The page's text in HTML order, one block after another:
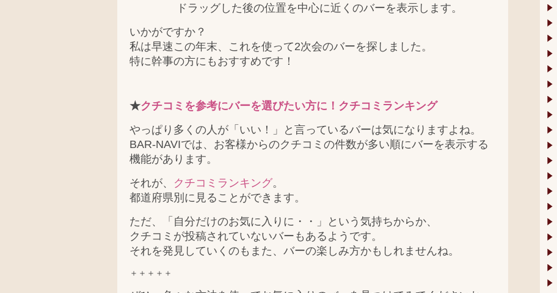
ドラッグした後の位置を中心に近くのバーを表示します。
いかがですか？
私は早速この年末、これを使って2次会のバーを探しました。
特に幹事の方にもおすすめです！
★クチコミを参考にバーを選びたい方に！クチコミランキング
やっぱり多くの人が「いい！」と言っているバーは気になりますよね。
BAR-NAVIでは、お客様からのクチコミの件数が多い順にバーを表示する
機能があります。
それが、 クチコミランキング。
都道府県別に見ることができます。
ただ、「自分だけのお気に入りに・・」という気持ちからか、
クチコミが投稿されていないバーもあるようです。
それを発見していくのもまた、バーの楽しみ方かもしれませんね。
＋＋＋＋＋